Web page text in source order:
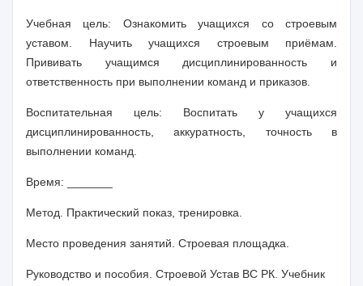
Учебная цель: Ознакомить учащихся со строевым
уставом. Научить учащихся строевым приёмам.
Прививать учащимся дисциплинированность и
ответственность при выполнении команд и приказов.
Воспитательная цель: Воспитать у учащихся
дисциплинированность, аккуратность, точность в
выполнении команд.
Время: _______
Метод. Практический показ, тренировка.
Место проведения занятий. Строевая площадка.
Руководство и пособия. Строевой Устав ВС РК. Учебник